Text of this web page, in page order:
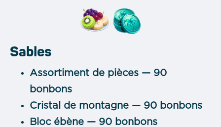
Sables
Assortiment de pièces — 90
bonbons
Cristal de montagne — 90 bonbons
Bloc ébène — 90 bonbons